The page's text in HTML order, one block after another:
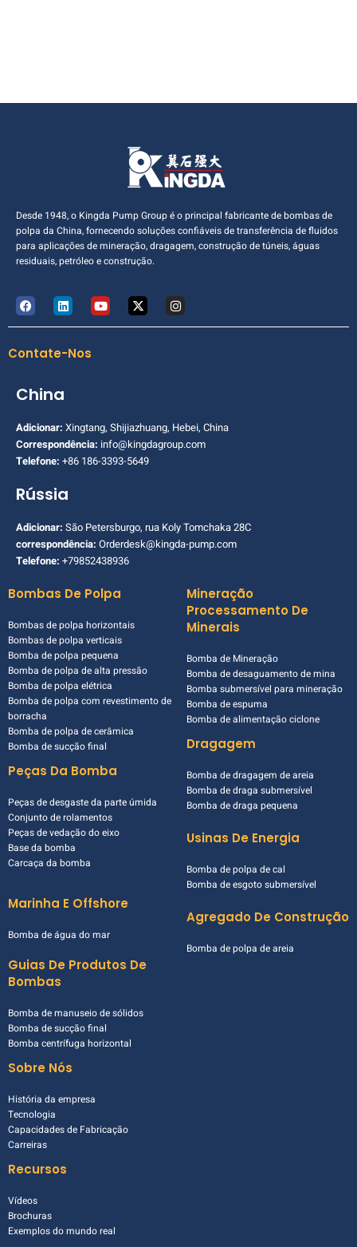
Desde 1948, o Kingda Pump Group é o principal fabricante de bombas de
polpa da China, fornecendo soluções confiáveis de transferência de fluidos
para aplicações de mineração, dragagem, construção de túneis, águas
residuais, petróleo e construção.
Contate-Nos
China
Adicionar: Xingtang, Shijiazhuang, Hebei, China
Correspondência: info@kingdagroup.com
Telefone: +86 186-3393-5649
Rússia
Adicionar: São Petersburgo, rua Koly Tomchaka 28C
correspondência: Orderdesk@kingda-pump.com
Telefone: +79852438936
Bombas De Polpa
Bombas de polpa horizontais
Bombas de polpa verticais
Bomba de polpa pequena
Bomba de polpa de alta pressão
Bomba de polpa elétrica
Bomba de polpa com revestimento de
borracha
Bomba de polpa de cerâmica
Bomba de sucção final
Peças Da Bomba
Peças de desgaste da parte úmida
Conjunto de rolamentos
Peças de vedação do eixo
Base da bomba
Carcaça da bomba
Marinha E Offshore
Bomba de água do mar
Mineração
Processamento De
Minerais
Bomba de Mineração
Bomba de desaguamento de mina
Bomba submersível para mineração
Bomba de espuma
Bomba de alimentação ciclone
Dragagem
Bomba de dragagem de areia
Bomba de draga submersível
Bomba de draga pequena
Usinas De Energia
Bomba de polpa de cal
Bomba de esgoto submersível
Agregado De Construção
Bomba de polpa de areia
Guias De Produtos De
Bombas
Bomba de manuseio de sólidos
Bomba de sucção final
Bomba centrífuga horizontal
Sobre Nós
História da empresa
Tecnologia
Capacidades de Fabricação
Carreiras
Recursos
Vídeos
Brochuras
Exemplos do mundo real